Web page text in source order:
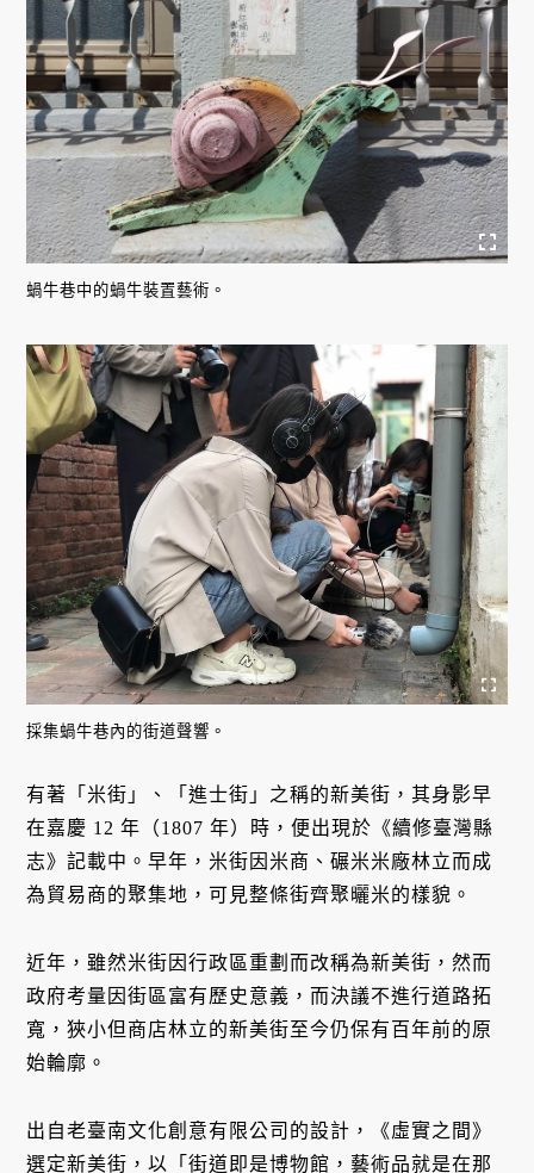
蝸牛巷中的蝸牛裝置藝術。
採集蝸牛巷內的街道聲響。
有著「米街」、「進士街」之稱的新美街，其身影早
在嘉慶 12 年（1807 年）時，便出現於《續修臺灣縣
志》記載中。早年，米街因米商、碾米米廠林立而成
為貿易商的聚集地，可見整條街齊聚曬米的樣貌。
近年，雖然米街因行政區重劃而改稱為新美街，然而
政府考量因街區富有歷史意義，而決議不進行道路拓
寬，狹小但商店林立的新美街至今仍保有百年前的原
始輪廓。
出自老臺南文化創意有限公司的設計，《虛實之間》
選定新美街，以「街道即是博物館，藝術品就是在那